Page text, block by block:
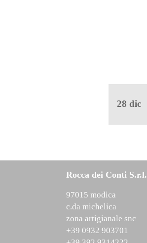
28 dic
Rocca dei Conti S.r.l.
97015 modica
c.da michelica
zona artigianale snc
+39 0932 903701